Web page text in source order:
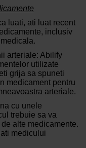
luati, ati luat recent
inclusiv
arteriale: Abilify
utilizate
grija sa spuneti
medicament pentru
arteriale.
cu unele
trebuie sa va
alte medicamente.
medicului